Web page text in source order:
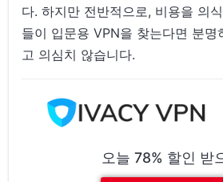
다. 하지만 전반적으로, 비용을 의
들이 입문용 VPN을 찾는다면 분
고 의심치 않습니다.
오늘 78% 할인 받